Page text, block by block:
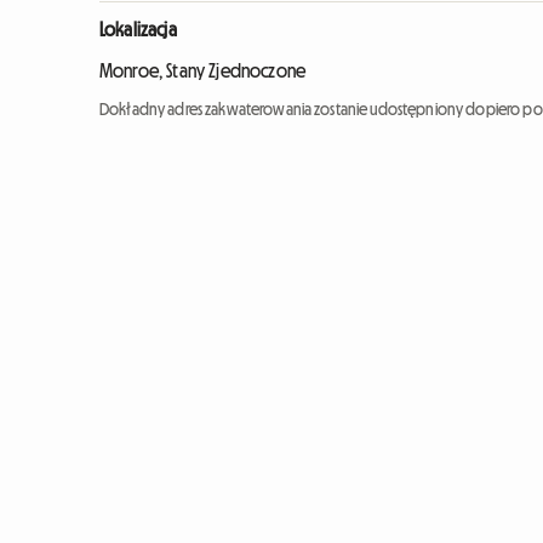
Lokalizacja
Monroe, Stany Zjednoczone
Dokładny adres zakwaterowania zostanie udostępniony dopiero